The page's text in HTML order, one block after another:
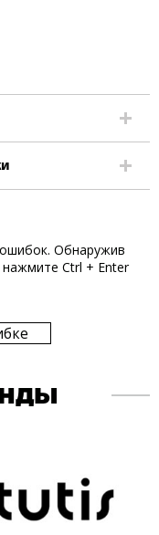
Обнаружив
нажмите Ctrl + Enter